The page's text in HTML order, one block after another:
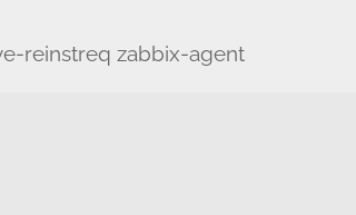
reinstreq zabbix-agent